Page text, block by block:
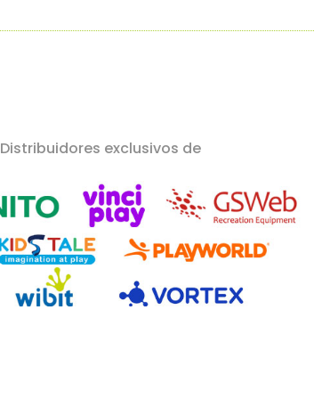
Distribuidores exclusivos de